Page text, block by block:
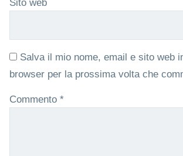
Sito web
Salva il mio nome, email e sito web
browser per la prossima volta che
Commento *